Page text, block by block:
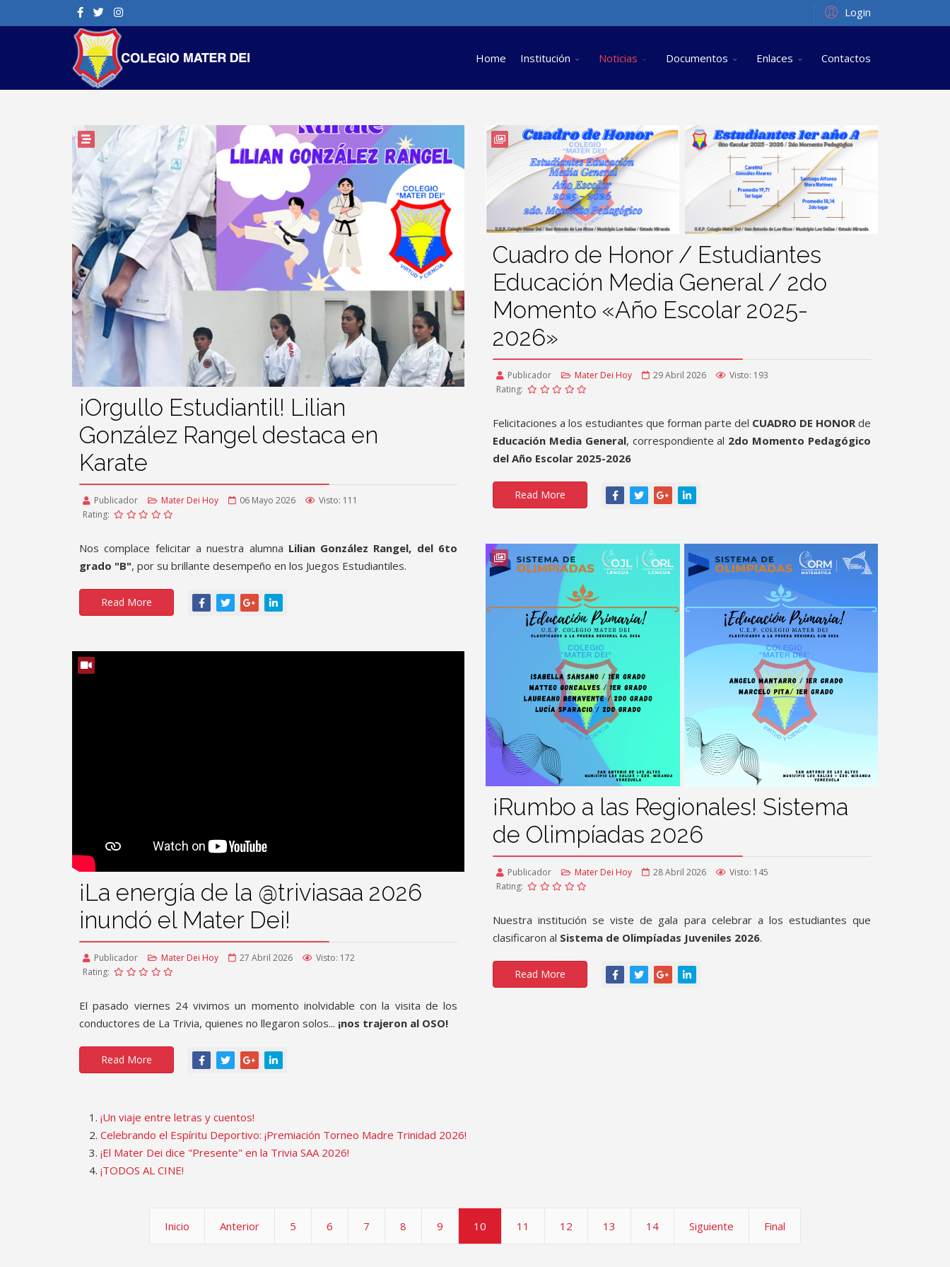
Login
Home Institución Noticias Documentos Enlaces Contactos
¡Orgullo Estudiantil! Lilian
González Rangel destaca en
Karate
Publicador Mater Dei Hoy 06 Mayo 2026
Visto: 111
Rating:
Nos complace felicitar a nuestra alumna Lilian González Rangel, del 6to
grado "B", por su brillante desempeño en los Juegos Estudiantiles.
Read More
Cuadro de Honor / Estudiantes
Educación Media General / 2do
Momento «Año Escolar 2025-
2026»
Publicador Mater Dei Hoy 29 Abril 2026
Visto: 193
Rating:
Felicitaciones a los estudiantes que forman parte del CUADRO DE HONORde
Educación Media General, correspondiente al 2do Momento Pedagógico
del Año Escolar 2025-2026
Read More
¡Rumbo a las Regionales! Sistema
de Olimpíadas 2026
Publicador Mater Dei Hoy 28 Abril 2026
Visto: 145
Rating:
Nuestra institución se viste de gala para celebrar a los estudiantes que
clasificaron al Sistema de Olimpíadas Juveniles 2026.
Read More
¡La energía de la @triviasaa 2026
inundó el Mater Dei!
Publicador Mater Dei Hoy 27 Abril 2026
Visto: 172
Rating:
El pasado viernes 24 vivimos un momento inolvidable con la visita de los
conductores de La Trivia, quienes no llegaron solos... ¡nos trajeron al OSO!
Read More
¡Un viaje entre letras y cuentos!
Celebrando el Espíritu Deportivo: ¡Premiación Torneo Madre Trinidad 2026!
¡El Mater Dei dice "Presente" en la Trivia SAA 2026!
¡TODOS AL CINE!
Inicio Anterior 5 6 7 8 9 10 11 12 13 14 Siguiente Final